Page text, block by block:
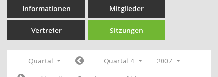
Informationen Mitglieder
Vertreter Sitzungen
Quartal Quartal 4
2007